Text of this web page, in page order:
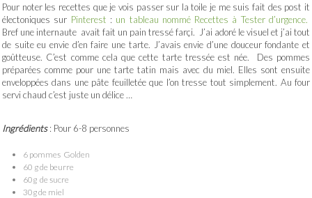
Pour noter les recettes que je vois passer sur la toile je me suis fait des post it
électoniques sur Pinterest : un tableau nommé Recettes à Tester d’urgence.
Bref une internaute avait fait un pain tressé farçi. J’ai adoré le visuel et j’ai tout
de suite eu envie d’en faire une tarte. J’avais envie d’une douceur fondante et
goûtteuse. C’est comme cela que cette tarte tressée est née. Des pommes
préparées comme pour une tarte tatin mais avec du miel. Elles sont ensuite
enveloppées dans une pâte feuilletée que l’on tresse tout simplement. Au four
servi chaud c’est juste un délice …
Ingrédients: Pour 6-8 personnes
6 pommes Golden
60 g de beurre
60g de sucre
30g de miel